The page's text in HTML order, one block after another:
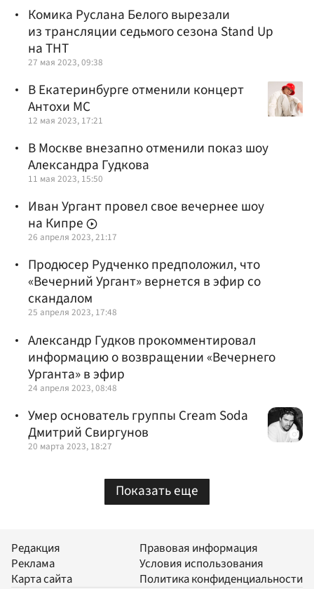
Комика Руслана Белого вырезали
из трансляции седьмого сезона Stand Up
на ТНТ
27 мая 2023, 09:38
В Екатеринбурге отменили концерт
Антохи МС
12 мая 2023, 17:21
В Москве внезапно отменили показ шоу
Александра Гудкова
11 мая 2023, 15:50
Иван Ургант провел свое вечернее шоу
на Кипре
26 апреля 2023, 21:17
Продюсер Рудченко предположил, что
«Вечерний Ургант» вернется в эфир со
скандалом
25 апреля 2023, 17:48
Александр Гудков прокомментировал
информацию о возвращении «Вечернего
Урганта» в эфир
24 апреля 2023, 08:48
Умер основатель группы Cream Soda
Дмитрий Свиргунов
20 марта 2023, 18:27
Показать еще
Редакция
Реклама
Карта сайта
Правовая информация
Условия использования
Политика конфиденциальности